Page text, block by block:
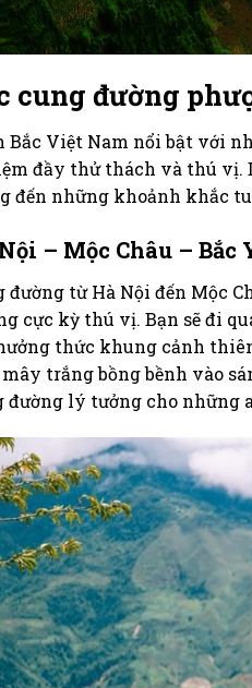
cung đường
Bắc Việt Nam nổi bật với
đầy thử thách và thú vị.
đến những khoảnh khắc
– Mộc Châu – Bắc
đường từ Hà Nội đến Mộc
cực kỳ thú vị. Bạn sẽ đi
thức khung cảnh
trắng bồng bềnh vào
đường lý tưởng cho những